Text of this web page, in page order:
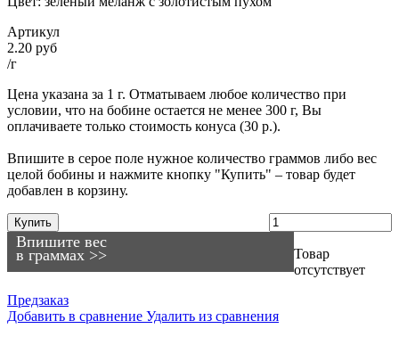
Артикул
2.20 руб
/г
Цена указана за 1 г. Отматываем любое количество при
условии, что на бобине остается не менее 300 г, Вы
оплачиваете только стоимость конуса (30 р.).
Впишите в серое поле нужное количество граммов либо вес
целой бобины и нажмите кнопку "Купить" – товар будет
добавлен в корзину.
Впишите вес
в граммах >>
Купить
Товар
отсутствует
Предзаказ
Добавить в сравнение Удалить из сравнения